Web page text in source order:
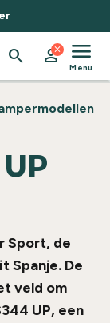
search person
close menu
Menu
Sport, de
Spanje. De
veld om
UP, een